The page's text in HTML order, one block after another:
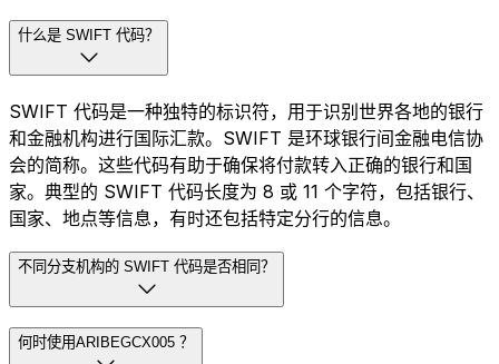
什么是 SWIFT 代码？
SWIFT 代码是一种独特的标识符，用于识别世界各地的银行
和金融机构进行国际汇款。SWIFT 是环球银行间金融电信协
会的简称。这些代码有助于确保将付款转入正确的银行和国
家。典型的 SWIFT 代码长度为 8 或 11 个字符，包括银行、
国家、地点等信息，有时还包括特定分行的信息。
不同分支机构的 SWIFT 代码是否相同？
何时使用ARIBEGCX005 ？